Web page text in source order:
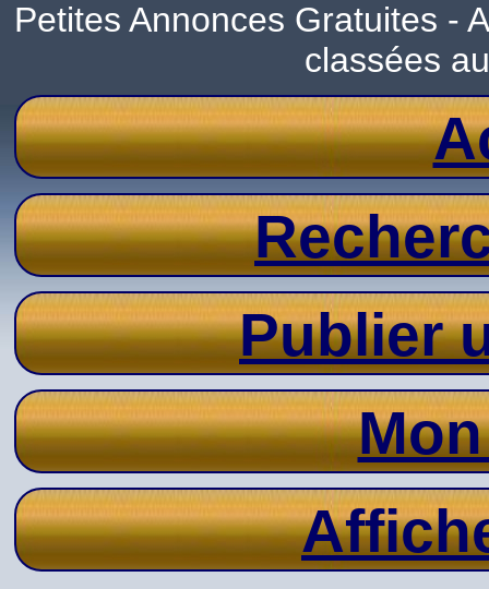
Petites Annonces Gratuites -
classées
Publier